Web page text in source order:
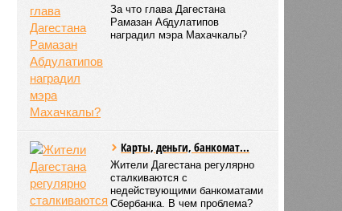
За что глава Дагестана
Рамазан Абдулатипов
наградил мэра Махачкалы?
Карты, деньги, банкомат...
Жители Дагестана регулярно
сталкиваются с
недействующими банкоматами
Сбербанка. В чем проблема?